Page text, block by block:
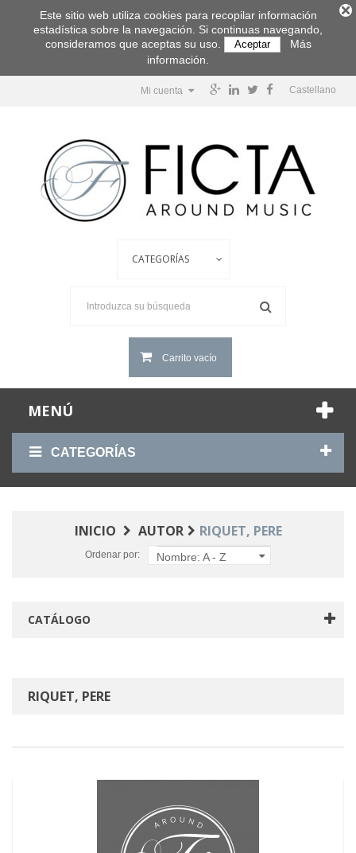
Castellano
Mi cuenta
Carrito vacío
MENÚ
CATEGORÍAS
INICIO AUTOR RIQUET, PERE
Ordenar por: Nombre: A - Z
CATÁLOGO
RIQUET, PERE
Este sitio web utiliza cookies para recopilar información
estadística sobre la navegación. Si continuas navegando,
consideramos que aceptas su uso.
Aceptar
Más
información.